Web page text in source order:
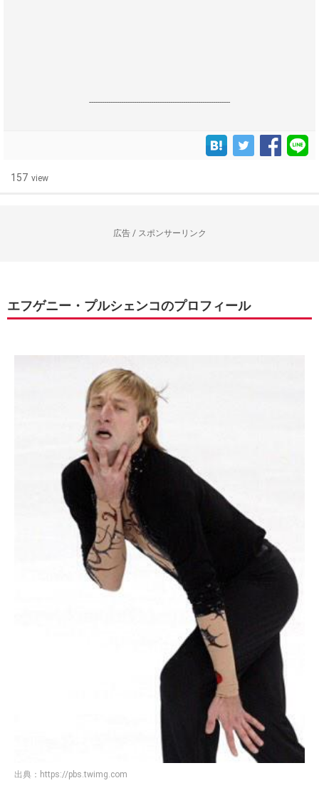
------------------------------------------------------------------
157 view
広告 / スポンサーリンク
エフゲニー・プルシェンコのプロフィール
出典： https://pbs.twimg.com